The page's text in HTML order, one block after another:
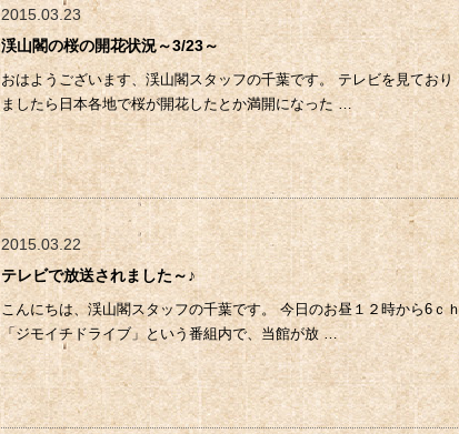
2015.03.23
渓山閣の桜の開花状況～3/23～
おはようございます、渓山閣スタッフの千葉です。 テレビを見ており
ましたら日本各地で桜が開花したとか満開になった …
2015.03.22
テレビで放送されました～♪
こんにちは、渓山閣スタッフの千葉です。 今日のお昼１２時から6ｃｈ
「ジモイチドライブ」という番組内で、当館が放 …